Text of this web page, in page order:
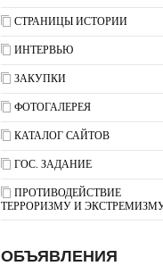
СТРАНИЦЫ ИСТОРИИ
ИНТЕРВЬЮ
ЗАКУПКИ
ФОТОГАЛЕРЕЯ
КАТАЛОГ САЙТОВ
ГОС. ЗАДАНИЕ
ПРОТИВОДЕЙСТВИЕ
ТЕРРОРИЗМУ И
ОБЪЯВЛЕНИЯ